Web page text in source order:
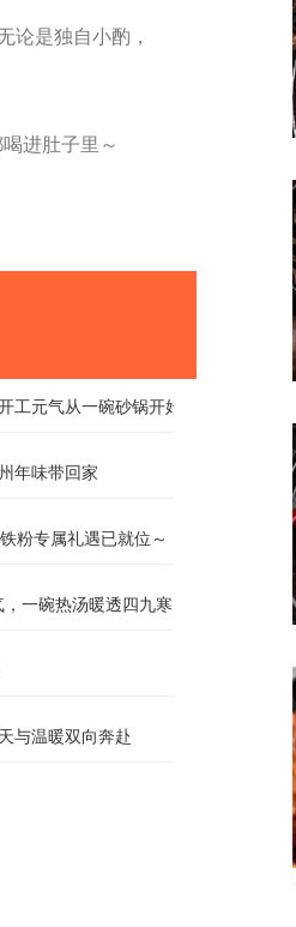
论是独自小酌，
进肚子里～
工元气从一碗砂锅开始！
年味带回家
粉专属礼遇已就位～
一碗热汤暖透四九寒天
与温暖双向奔赴